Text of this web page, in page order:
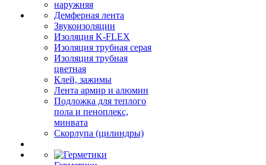
наружняя
Демферная лента
Звукоизоляции
Изоляция K-FLEX
Изоляция трубная серая
Изоляция трубная
цветная
Клей, зажимы
Лента армир и алюмин
Подложка для теплого
пола и пеноплекс,
минвата
Скорлупа (цилиндры)